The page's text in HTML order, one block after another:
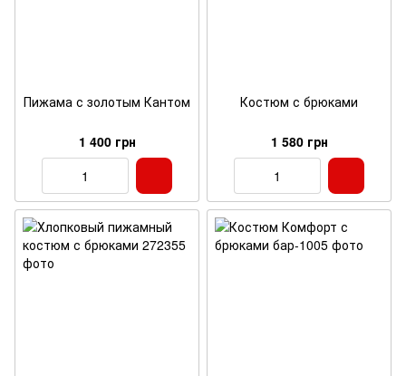
Пижама с золотым Кантом
1 400 грн
Костюм с брюками
1 580 грн